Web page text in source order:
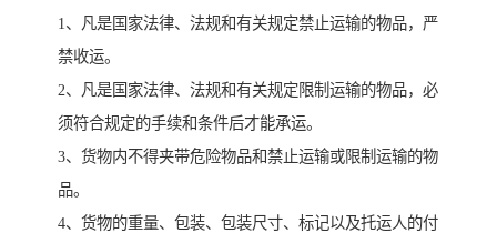
1、凡是国家法律、法规和有关规定禁止运输的物品，严
禁收运。
2、凡是国家法律、法规和有关规定限制运输的物品，必
须符合规定的手续和条件后才能承运。
3、货物内不得夹带危险物品和禁止运输或限制运输的物
品。
4、货物的重量、包装、包装尺寸、标记以及托运人的付